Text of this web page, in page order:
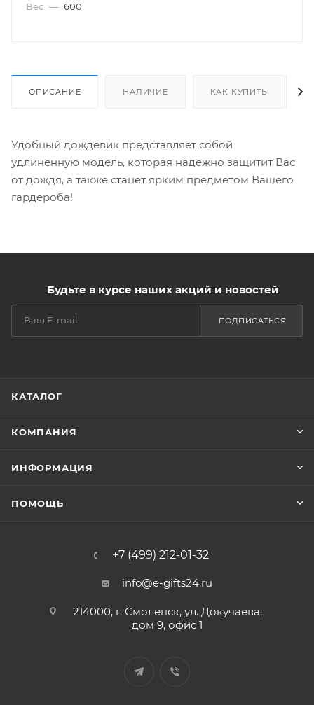
Вес — 600
ОПИСАНИЕ НАЛИЧИЕ КАК КУПИТЬ
Удобный дождевик представляет собой
удлиненную модель, которая надежно защитит Вас
от дождя, а также станет ярким предметом Вашего
гардероба!
Будьте в курсе наших акций и новостей
ПОДПИСАТЬСЯ
КАТАЛОГ
КОМПАНИЯ
ИНФОРМАЦИЯ
ПОМОЩЬ
+7 (499) 212-01-32
info@e-gifts24.ru
214000, г. Смоленск, ул. Докучаева,
дом 9, офис 1